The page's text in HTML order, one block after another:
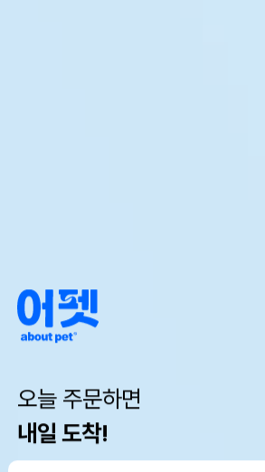
오늘 주문하면
내일 도착!